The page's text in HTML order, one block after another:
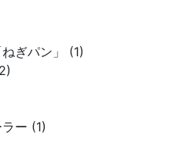
ぎパン」 (1)
ー (1)